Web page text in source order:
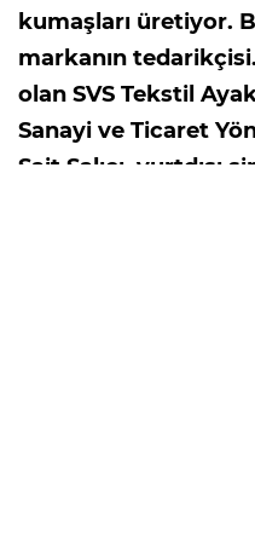
kumaşları üretiyor.
markanın
olan SVS Tekstil
Sanayi ve Ticaret
Sait Salıcı, yurtdışı